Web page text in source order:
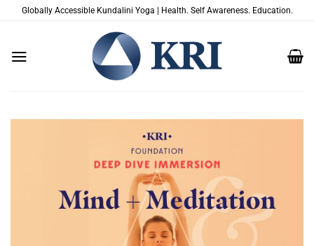
ZumGlobally Accessible Kundalini Yoga | Health. Self Awareness. Education.